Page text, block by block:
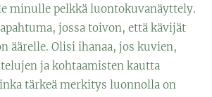
minulle pelkkä luontokuvanäyttely.
jossa toivon, että kävijät
äärelle. Olisi ihanaa, jos kuvien,
ja kohtaamisten kautta
tärkeä merkitys luonnolla on